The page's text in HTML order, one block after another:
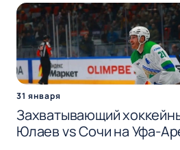
31 января
Захватывающий
Юлаев vs Сочи на Уфа-